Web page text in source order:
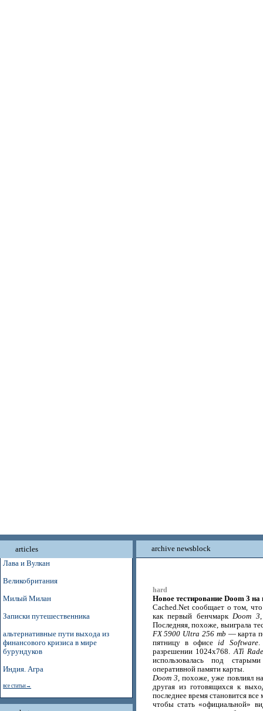
articles
Лава и Вулкан
Великобритания
Милый Милан
Записки путешественника
альтернативные пути выхода из
финансового кризиса в мире
бурундуков
Индия. Агра
все статьи→
archive newsblock
hard
Новое тестирование Doom 3
Cached.Net сообщает о том,
как первый бенчмаркDoom 3
Последняя, похоже, выиграла
FX 5900 Ultra 256 mb — карта
пятницу в офисеid Software.
разрешении 1024x768.ATi
использовалась под
оперативной памяти карты.
Doom 3, похоже, уже повлиял
другая из готовящихся к
последнее время становится
чтобы стать «официальной»